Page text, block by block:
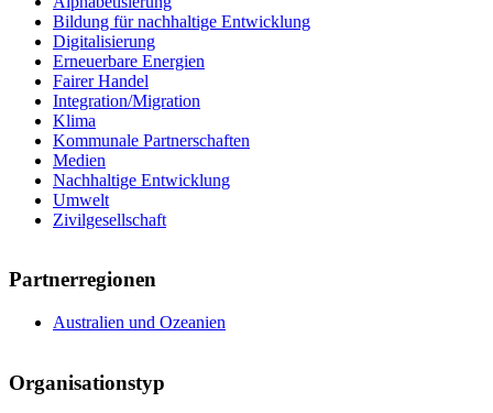
Bildung für nachhaltige Entwicklung
Digitalisierung
Erneuerbare Energien
Fairer Handel
Integration/Migration
Klima
Kommunale Partnerschaften
Medien
Nachhaltige Entwicklung
Umwelt
Zivilgesellschaft
Partnerregionen
Australien und Ozeanien
Organisationstyp